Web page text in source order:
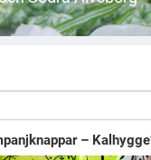
–